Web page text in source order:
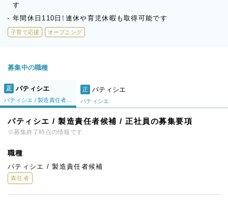
す
年間休日110日！連休や育児休暇も取得可能です
子育て応援 オープニング
募集中の職種
正 パティシエ 正 パティシエ
パティシエ
パティシエ / 製造責任者候補 / 正社員の募集要項
※募集終了時点の情報です
職種
パティシエ / 製造責任者候補
責任者